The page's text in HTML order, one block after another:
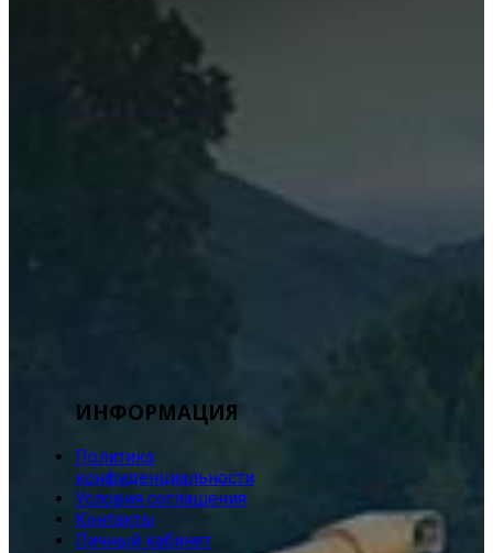
ИНФОРМАЦИЯ
Политика
конфиденциальности
Условия соглашения
Контакты
Личный кабинет